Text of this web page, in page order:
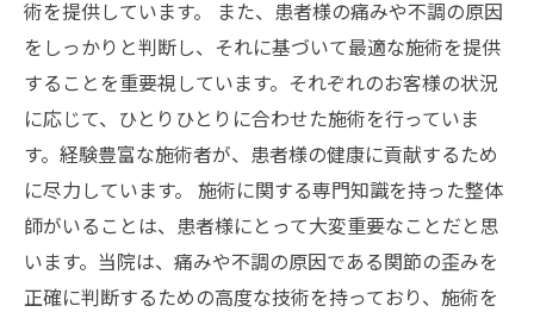
術を提供しています。 また、患者様の痛みや不調の原因
をしっかりと判断し、それに基づいて最適な施術を提供
することを重要視しています。それぞれのお客様の状況
に応じて、ひとりひとりに合わせた施術を行っていま
す。経験豊富な施術者が、患者様の健康に貢献するため
に尽力しています。 施術に関する専門知識を持った整体
師がいることは、患者様にとって大変重要なことだと思
います。当院は、痛みや不調の原因である関節の歪みを
正確に判断するための高度な技術を持っており、施術を